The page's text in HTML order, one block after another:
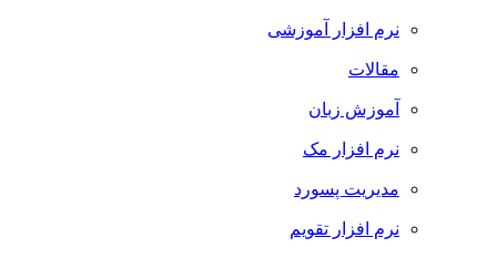
نرم افزار آموزشی
مقالات
آموزش زبان
نرم افزار مک
مدیریت پسورد
نرم افزار تقویم